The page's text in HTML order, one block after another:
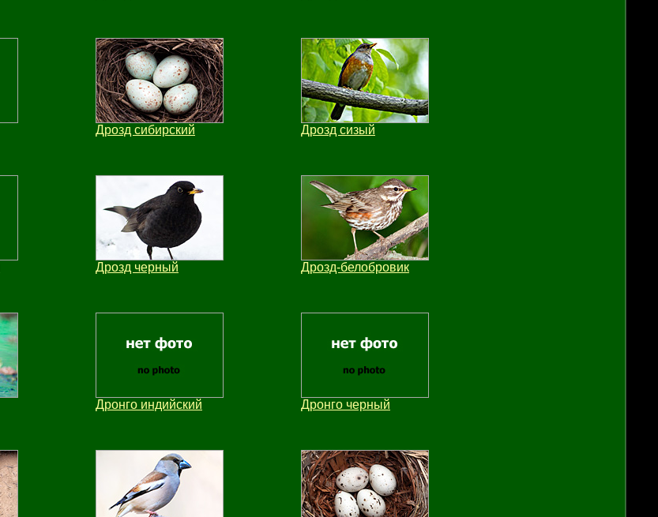
Дрозд сибирский Дрозд сизый
Дрозд черный Дрозд-белобровик
Дронго индийский Дронго черный